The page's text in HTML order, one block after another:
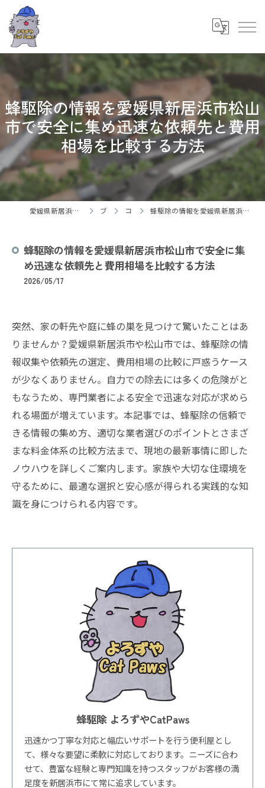
蜂駆除の情報を愛媛県新居浜市松山
市で安全に集め迅速な依頼先と費用
相場を比較する方法
愛媛県新居浜市の御用聞ならよろずやCatPaws ブログ コラム 蜂駆除の情報を愛媛県新居浜市松山市で安全に集め迅速な依頼先と費用相場を比較する方法
蜂駆除の情報を愛媛県新居浜市松山市で安全に集
め迅速な依頼先と費用相場を比較する方法
2026/05/17
突然、家の軒先や庭に蜂の巣を見つけて驚いたことはあ
りませんか？愛媛県新居浜市や松山市では、蜂駆除の情
報収集や依頼先の選定、費用相場の比較に戸惑うケース
が少なくありません。自力での除去には多くの危険がと
もなうため、専門業者による安全で迅速な対応が求めら
れる場面が増えています。本記事では、蜂駆除の信頼で
きる情報の集め方、適切な業者選びのポイントとさまざ
まな料金体系の比較方法まで、現地の最新事情に即した
ノウハウを詳しくご案内します。家族や大切な住環境を
守るために、最適な選択と安心感が得られる実践的な知
識を身につけられる内容です。
蜂駆除 よろずやCatPaws
迅速かつ丁寧な対応と幅広いサポートを行う便利屋とし
て、様々な要望に柔軟に対応しております。ニーズに合わ
せて、豊富な経験と専門知識を持つスタッフがお客様の満
足度を新居浜市にて常に追求しています。